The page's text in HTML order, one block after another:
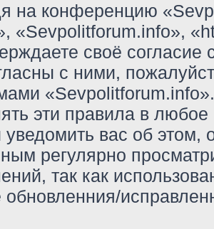
на конференцию
«Sevpolitforum.info»,
своё
с ними,
эти правила в
уведомить вас об
регулярно
так как
обновленния/